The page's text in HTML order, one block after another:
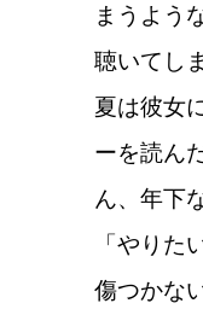
まうよう
聴いてし
夏は彼女
ーを読ん
ん、年下
「やりた
傷つかな